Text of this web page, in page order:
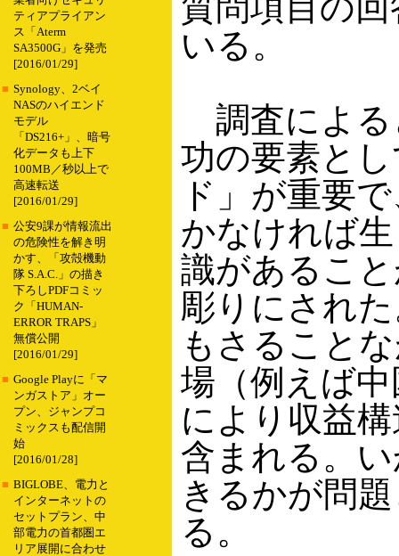
ティアプライアン
ス「Aterm
SA3500G」を発売
[2016/01/29]
■ Synology、2ベイ
NASのハイエンド
モデル
「DS216+」、暗号
化データも上下
100MB／秒以上で
高速転送
[2016/01/29]
■ 公安9課が情報流出
の危険性を解き明
かす、「攻殻機動
隊 S.A.C.」の描き
下ろしPDFコミッ
ク「HUMAN-
ERROR TRAPS」
無償公開
[2016/01/29]
■ Google Playに「マ
ンガストア」オー
プン、ジャンプコ
ミックスも配信開
始
[2016/01/28]
■ BIGLOBE、電力と
インターネットの
セットプラン、中
部電力の首都圏エ
リア展開に合わせ
いる。
調査による
功の要素と
ド」が重要
かなければ
識があるこ
彫りにされ
もさること
場（例えば
により収益
含まれる。
きるかが問
る。